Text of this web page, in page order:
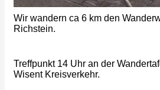
Wir wandern ca 6 km den
Richstein.
Treffpunkt 14 Uhr an der
Wisent Kreisverkehr.